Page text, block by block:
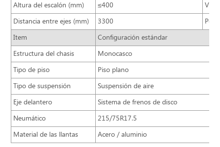
Altura del escalón (mm)
≤400
Distancia entre ejes (mm)
3300
Item
Configuración estándar
Estructura del chasis
Monocasco
Tipo de piso
Piso plano
Tipo de suspensión
Suspensión de aire
Eje delantero
Sistema de frenos de disco
Neumático
215/75R17.5
Material de las llantas
Acero / aluminio